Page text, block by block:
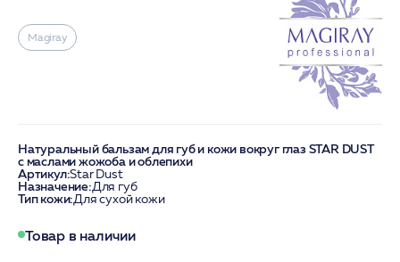
Magiray
Натуральный бальзам для губ и кожи вокруг глаз STAR DUST
с маслами жожоба и облепихи
Артикул:Star Dust
Назначение:Для губ
Тип кожи:Для сухой кожи
Товар в наличии